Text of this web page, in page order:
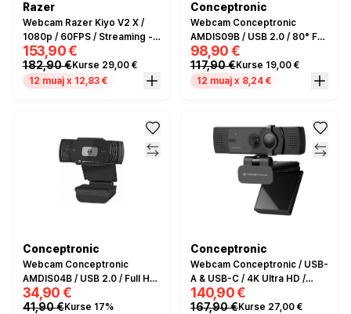
Razer
Webcam Razer Kiyo V2 X /
1080p / 60FPS / Streaming -
Rozë
153,90 €
182,90 €Kurse 29,00 €
12 muaj x 12,83 €
Conceptronic
Webcam Conceptronic
AMDIS09B / USB 2.0 / 80° Full
HD / 30FPS / Built-in
Microphone - Zezë
98,90 €
117,90 €Kurse 19,00 €
12 muaj x 8,24 €
Conceptronic
Webcam Conceptronic
AMDIS04B / USB 2.0 / Full HD
/ 65° / Built-in Microphone -
Zezë
34,90 €
41,90 €Kurse 17%
Conceptronic
Webcam Conceptronic / USB-
A & USB-C / 4K Ultra HD /
60fps / 120° / Built-in
Microphone - Zezë
140,90 €
167,90 €Kurse 27,00 €